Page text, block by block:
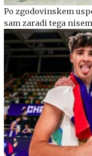
Po zgodovinskem
sam zaradi tega